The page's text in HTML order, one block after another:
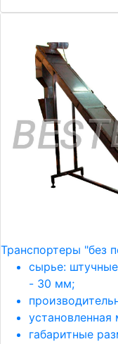
Транспортеры "без
сырье:
- 30 мм;
габаритные